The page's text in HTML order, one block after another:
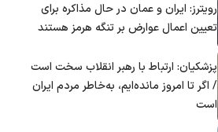
رویترز: ایران و عمان در حال مذاکره برای
تعیین اعمال عوارض بر تنگه هرمز هستند
پزشکیان: ارتباط با رهبر انقلاب سخت است
/ اگر تا امروز مانده‌ایم، به‌خاطر مردم ایران
است